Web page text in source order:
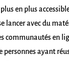
en plus
lancer avec du
communautés en
personnes ayant